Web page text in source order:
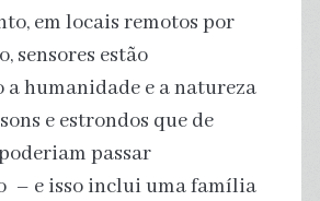
em locais remotos por
sensores estão
humanidade e a natureza
e estrondos que de
passar
– e isso inclui uma família